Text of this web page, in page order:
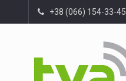
+38 (066) 154-33-45